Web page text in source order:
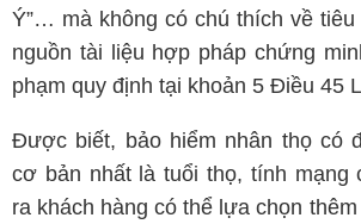
Ý”… mà không có chú thích về tiêu
nguồn tài liệu hợp pháp chứng
phạm quy định tại khoản 5 Điều 45
Được biết, bảo hiểm nhân thọ có
cơ bản nhất là tuổi thọ, tính mạng
ra khách hàng có thể lựa chọn